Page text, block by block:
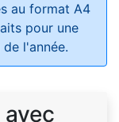
au format A4
pour une
l'année.